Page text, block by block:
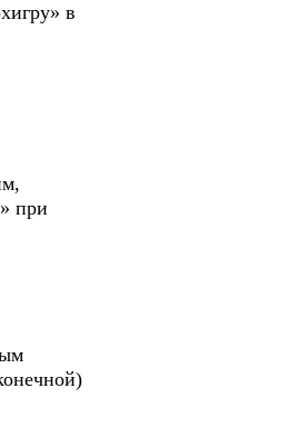
в
при